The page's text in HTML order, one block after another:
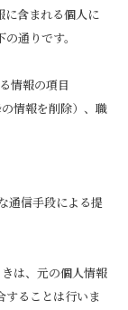
に含まれる個人に
通りです。
情報の項目
情報を削除）、職
通信手段による提
は、元の個人情報
することは行いま